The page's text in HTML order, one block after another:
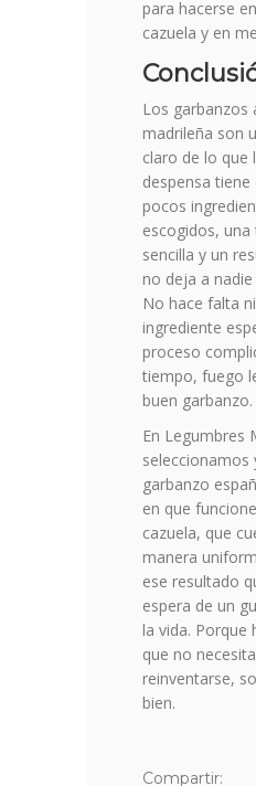
para hacerse
cazuela y en
Los garbanzos
madrileña son
claro de lo que
despensa
pocos
escogidos, una
sencilla y un
no deja a
No hace falta
ingrediente
proceso
tiempo, fuego
buen garbanzo.
En Legumbres
seleccionamos
garbanzo
en que
cazuela, que
manera
ese resultado
espera de un
la vida. Porque
que no
reinventarse,
bien.
Compartir: